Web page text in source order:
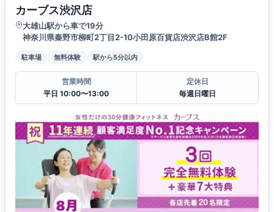
カーブス渋沢店
大雄山駅から車で19分
神奈川県秦野市柳町2丁目2-10小田原百貨店渋沢店B館2F
駐車場 無料体験 駅から5分以内
営業時間
平日 10:00〜13:00
定休日
毎週日曜日